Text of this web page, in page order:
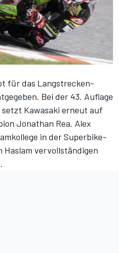
für das Langstrecken-
Bei der 43. Auflage
Kawasaki erneut auf
Jonathan Rea. Alex
in der Superbike-
Haslam vervollständigen